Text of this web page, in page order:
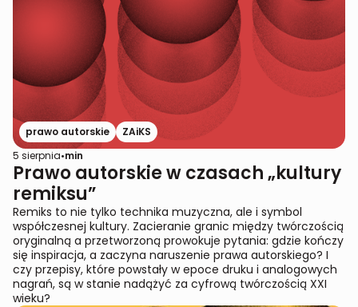
prawo autorskie
ZAiKS
5 sierpnia•min
Prawo autorskie w czasach „kultury
remiksu”
Remiks to nie tylko technika muzyczna, ale i symbol
współczesnej kultury. Zacieranie granic między twórczością
oryginalną a przetworzoną prowokuje pytania: gdzie kończy
się inspiracja, a zaczyna naruszenie prawa autorskiego? I
czy przepisy, które powstały w epoce druku i analogowych
nagrań, są w stanie nadążyć za cyfrową twórczością XXI
wieku?‍